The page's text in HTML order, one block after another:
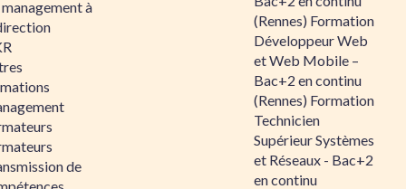
à
de
(Rennes) Formation
Développeur Web
et Web Mobile –
Bac+2 en continu
(Rennes) Formation
Technicien
Supérieur Systèmes
et Réseaux - Bac+2
en continu